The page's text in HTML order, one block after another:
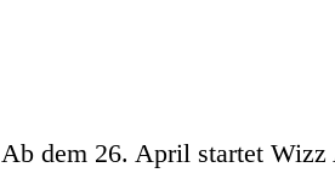
Ab dem 26. April startet Wizz